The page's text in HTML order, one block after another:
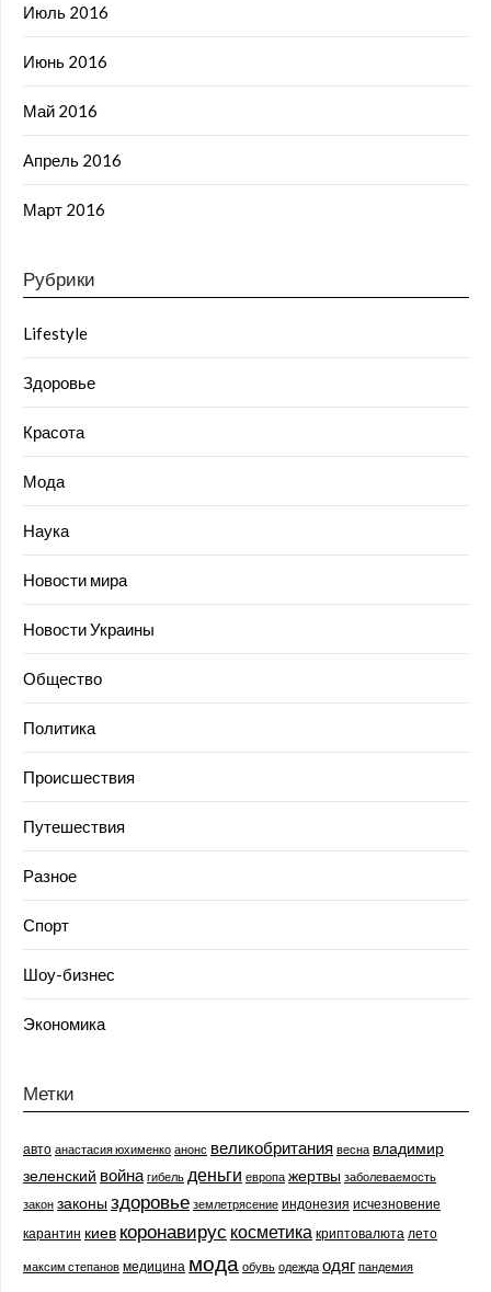
Июль 2016
Июнь 2016
Май 2016
Апрель 2016
Март 2016
Рубрики
Lifestyle
Здоровье
Красота
Мода
Наука
Новости мира
Новости Украины
Общество
Политика
Происшествия
Путешествия
Разное
Спорт
Шоу-бизнес
Экономика
Метки
авто анастасия юхименко анонс великобритания весна владимир
зеленский война гибель деньги европа жертвы заболеваемость
закон законыздоровье землетрясение индонезия исчезновение
карантин киев коронавирус косметика криптовалюта лето
максим степанов медицина мода обувь одежда одяг пандемия